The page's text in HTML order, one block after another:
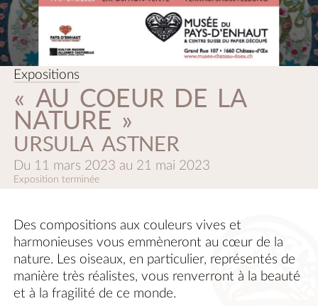
Expositions
« AU COEUR DE LA
NATURE »
URSULA ASTNER
Du 11 mars 2023 au 21 mai 2023
Exposition terminée
Des compositions aux couleurs vives et
harmonieuses vous emmèneront au cœur de la
nature. Les oiseaux, en particulier, représentés de
manière très réalistes, vous renverront à la beauté
et à la fragilité de ce monde.